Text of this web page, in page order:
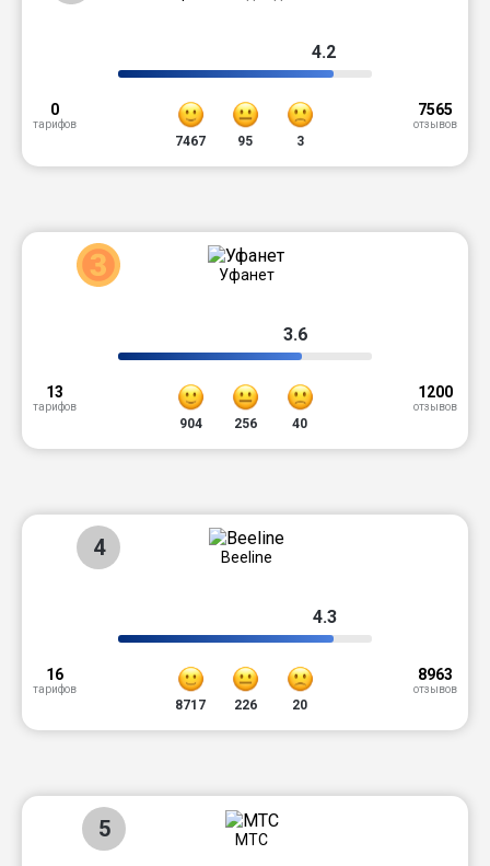
4.2
0
тарифов
7467 95 3
7565
отзывов
3
Уфанет
3.6
13
тарифов
904 256 40
1200
отзывов
4 Beeline
4.3
16
тарифов
8717 226 20
8963
отзывов
5 МТС